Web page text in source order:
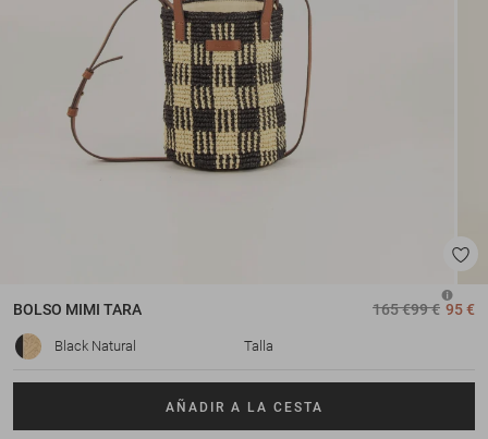
BOLSO MIMI TARA 165 €99 € 95 €
Black Natural Talla
AÑADIR A LA CESTA